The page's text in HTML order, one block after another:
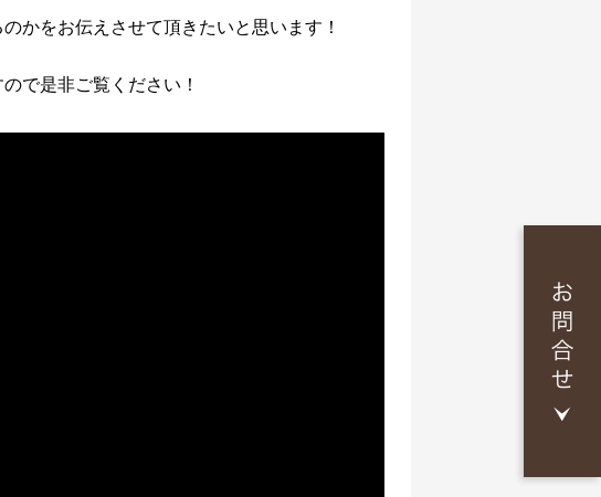
かをお伝えさせて頂きたいと思います！
で是非ご覧ください！